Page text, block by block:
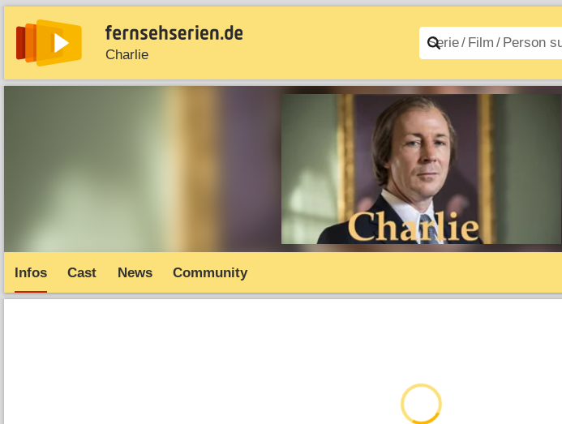
Charlie
News Entdecken Filme A–Z
Infos Cast News Community